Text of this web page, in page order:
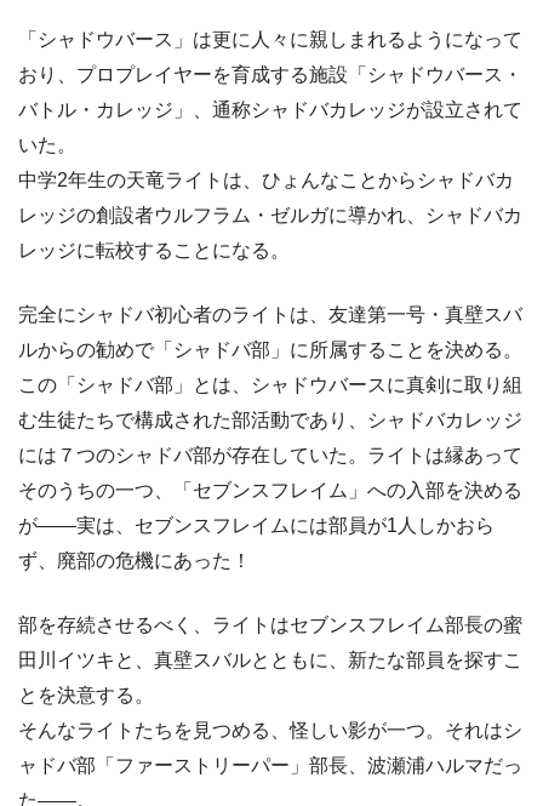
「シャドウバース」は更に人々に親しまれるようになって
おり、プロプレイヤーを育成する施設「シャドウバース・
バトル・カレッジ」、通称シャドバカレッジが設立されて
いた。
中学2年生の天竜ライトは、ひょんなことからシャドバカ
レッジの創設者ウルフラム・ゼルガに導かれ、シャドバカ
レッジに転校することになる。
完全にシャドバ初心者のライトは、友達第一号・真壁スバ
ルからの勧めで「シャドバ部」に所属することを決める。
この「シャドバ部」とは、シャドウバースに真剣に取り組
む生徒たちで構成された部活動であり、シャドバカレッジ
には７つのシャドバ部が存在していた。ライトは縁あって
そのうちの一つ、「セブンスフレイム」への入部を決める
が――実は、セブンスフレイムには部員が1人しかおら
ず、廃部の危機にあった！
部を存続させるべく、ライトはセブンスフレイム部長の蜜
田川イツキと、真壁スバルとともに、新たな部員を探すこ
とを決意する。
そんなライトたちを見つめる、怪しい影が一つ。それはシ
ャドバ部「ファーストリーパー」部長、波瀬浦ハルマだっ
た――。